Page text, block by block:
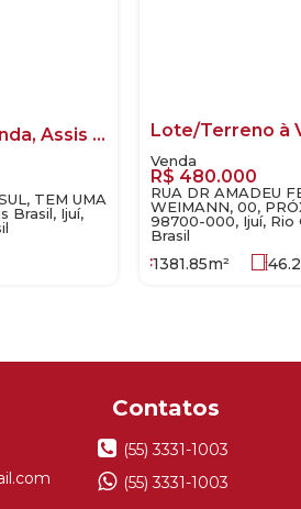
Lote/Terreno à Venda, Assis Brasil - Ijuí
TEM UMA
Brasil, Ijuí,
R$ 480.000
RUA DR AMADEU
WEIMANN, 00,
98700-000, Ijuí, Rio
Brasil
1381.85m² 46
(55) 3331-1003
(55) 3331-1003